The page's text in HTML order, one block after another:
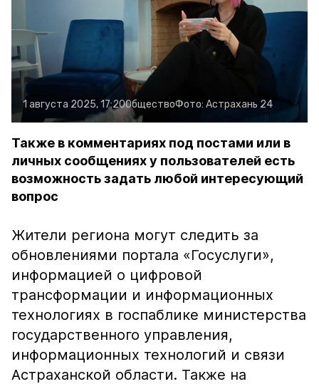
1 августа 2025, 17:20ОбществоФото:Астрахань 24
Также в комментариях под постами или в
личных сообщениях у пользователей есть
возможность задать любой интересующий
вопрос
Жители региона могут следить за
обновлениями портала «Госуслуги»,
информацией о цифровой
трансформации и информационных
технологиях в госпаблике министерства
государственного управления,
информационных технологий и связи
Астраханской области. Также на